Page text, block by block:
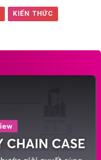
KIẾN THỨC